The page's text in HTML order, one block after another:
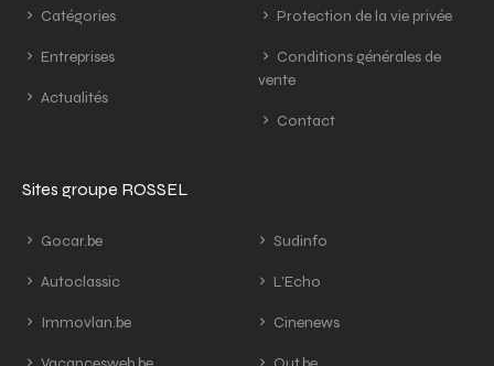
Catégories
Entreprises
Actualités
Protection de la vie privée
Conditions générales de
vente
Contact
Sites groupe ROSSEL
Gocar.be
Autoclassic
Immovlan.be
Sudinfo
L'Echo
Cinenews